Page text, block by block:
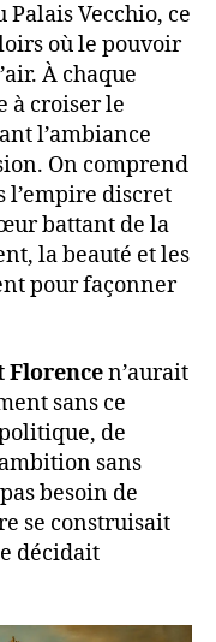
Palais Vecchio, ce
où le pouvoir
À chaque
à croiser le
l’ambiance
On comprend
l’empire discret
battant de la
la beauté et les
pour façonner
Florencen’aurait
sans ce
de
sans
besoin de
se construisait
décidait